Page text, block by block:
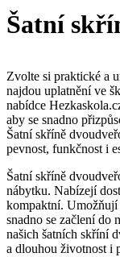
Šatní
Zvolte si praktické a
najdou uplatnění ve
nabídce
aby se snadno
Šatní skříně
pevnost, funkčnost i
Šatní skříně
nábytku. Nabízejí
kompaktní. Umožňují
snadno se začlení do
našich šatních skříní
a dlouhou životnost i